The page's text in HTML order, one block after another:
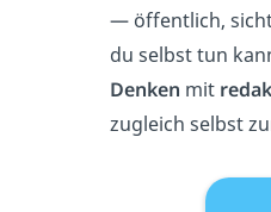
— öffentlich,
du selbst tun
Denken mit
zugleich selbst